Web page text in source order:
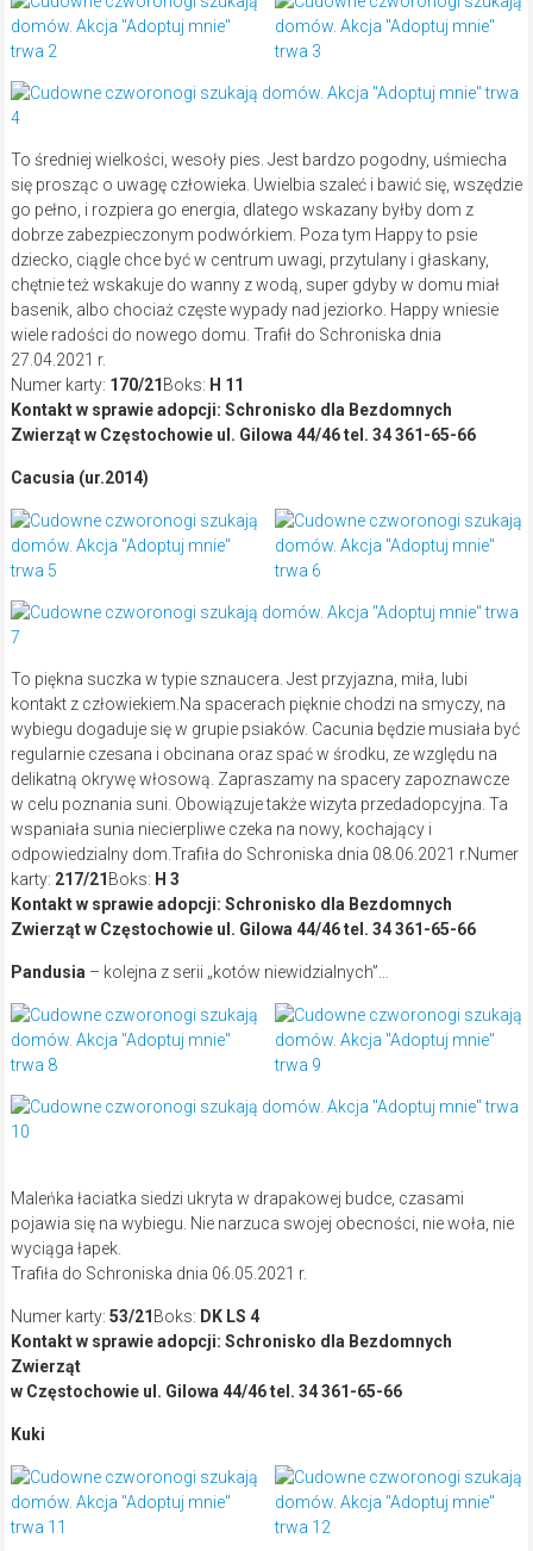
To średniej wielkości, wesoły pies. Jest bardzo pogodny, uśmiecha
się prosząc o uwagę człowieka. Uwielbia szaleć i bawić się, wszędzie
go pełno, i rozpiera go energia, dlatego wskazany byłby dom z
dobrze zabezpieczonym podwórkiem. Poza tym Happy to psie
dziecko, ciągle chce być w centrum uwagi, przytulany i głaskany,
chętnie też wskakuje do wanny z wodą, super gdyby w domu miał
basenik, albo chociaż częste wypady nad jeziorko. Happy wniesie
wiele radości do nowego domu. Trafił do Schroniska dnia
27.04.2021 r.
Numer karty: 170/21 Boks: H 11
Kontakt w sprawie adopcji: Schronisko dla Bezdomnych
Zwierząt w Częstochowie ul. Gilowa 44/46 tel. 34 361-65-66
Cacusia (ur.2014)
To piękna suczka w typie sznaucera. Jest przyjazna, miła, lubi
kontakt z człowiekiem.Na spacerach pięknie chodzi na smyczy, na
wybiegu dogaduje się w grupie psiaków. Cacunia będzie musiała być
regularnie czesana i obcinana oraz spać w środku, ze względu na
delikatną okrywę włosową. Zapraszamy na spacery zapoznawcze
w celu poznania suni. Obowiązuje także wizyta przedadopcyjna. Ta
wspaniała sunia niecierpliwe czeka na nowy, kochający i
odpowiedzialny dom.Trafiła do Schroniska dnia 08.06.2021 r.Numer
karty: 217/21 Boks: H 3
Kontakt w sprawie adopcji: Schronisko dla Bezdomnych
Zwierząt w Częstochowie ul. Gilowa 44/46 tel. 34 361-65-66
Pandusia – kolejna z serii „kotów niewidzialnych”…
Maleńka łaciatka siedzi ukryta w drapakowej budce, czasami
pojawia się na wybiegu. Nie narzuca swojej obecności, nie woła, nie
wyciąga łapek.
Trafiła do Schroniska dnia 06.05.2021 r.
Numer karty: 53/21 Boks: DK LS 4
Kontakt w sprawie adopcji: Schronisko dla Bezdomnych
Zwierząt
w Częstochowie ul. Gilowa 44/46 tel. 34 361-65-66
Kuki